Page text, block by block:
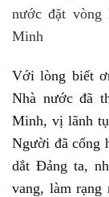
nước đặt vòng
Minh
Với lòng biết
Nhà nước đã
Minh, vị lãnh
Người đã cống
dắt Đảng ta,
vang, làm rạng